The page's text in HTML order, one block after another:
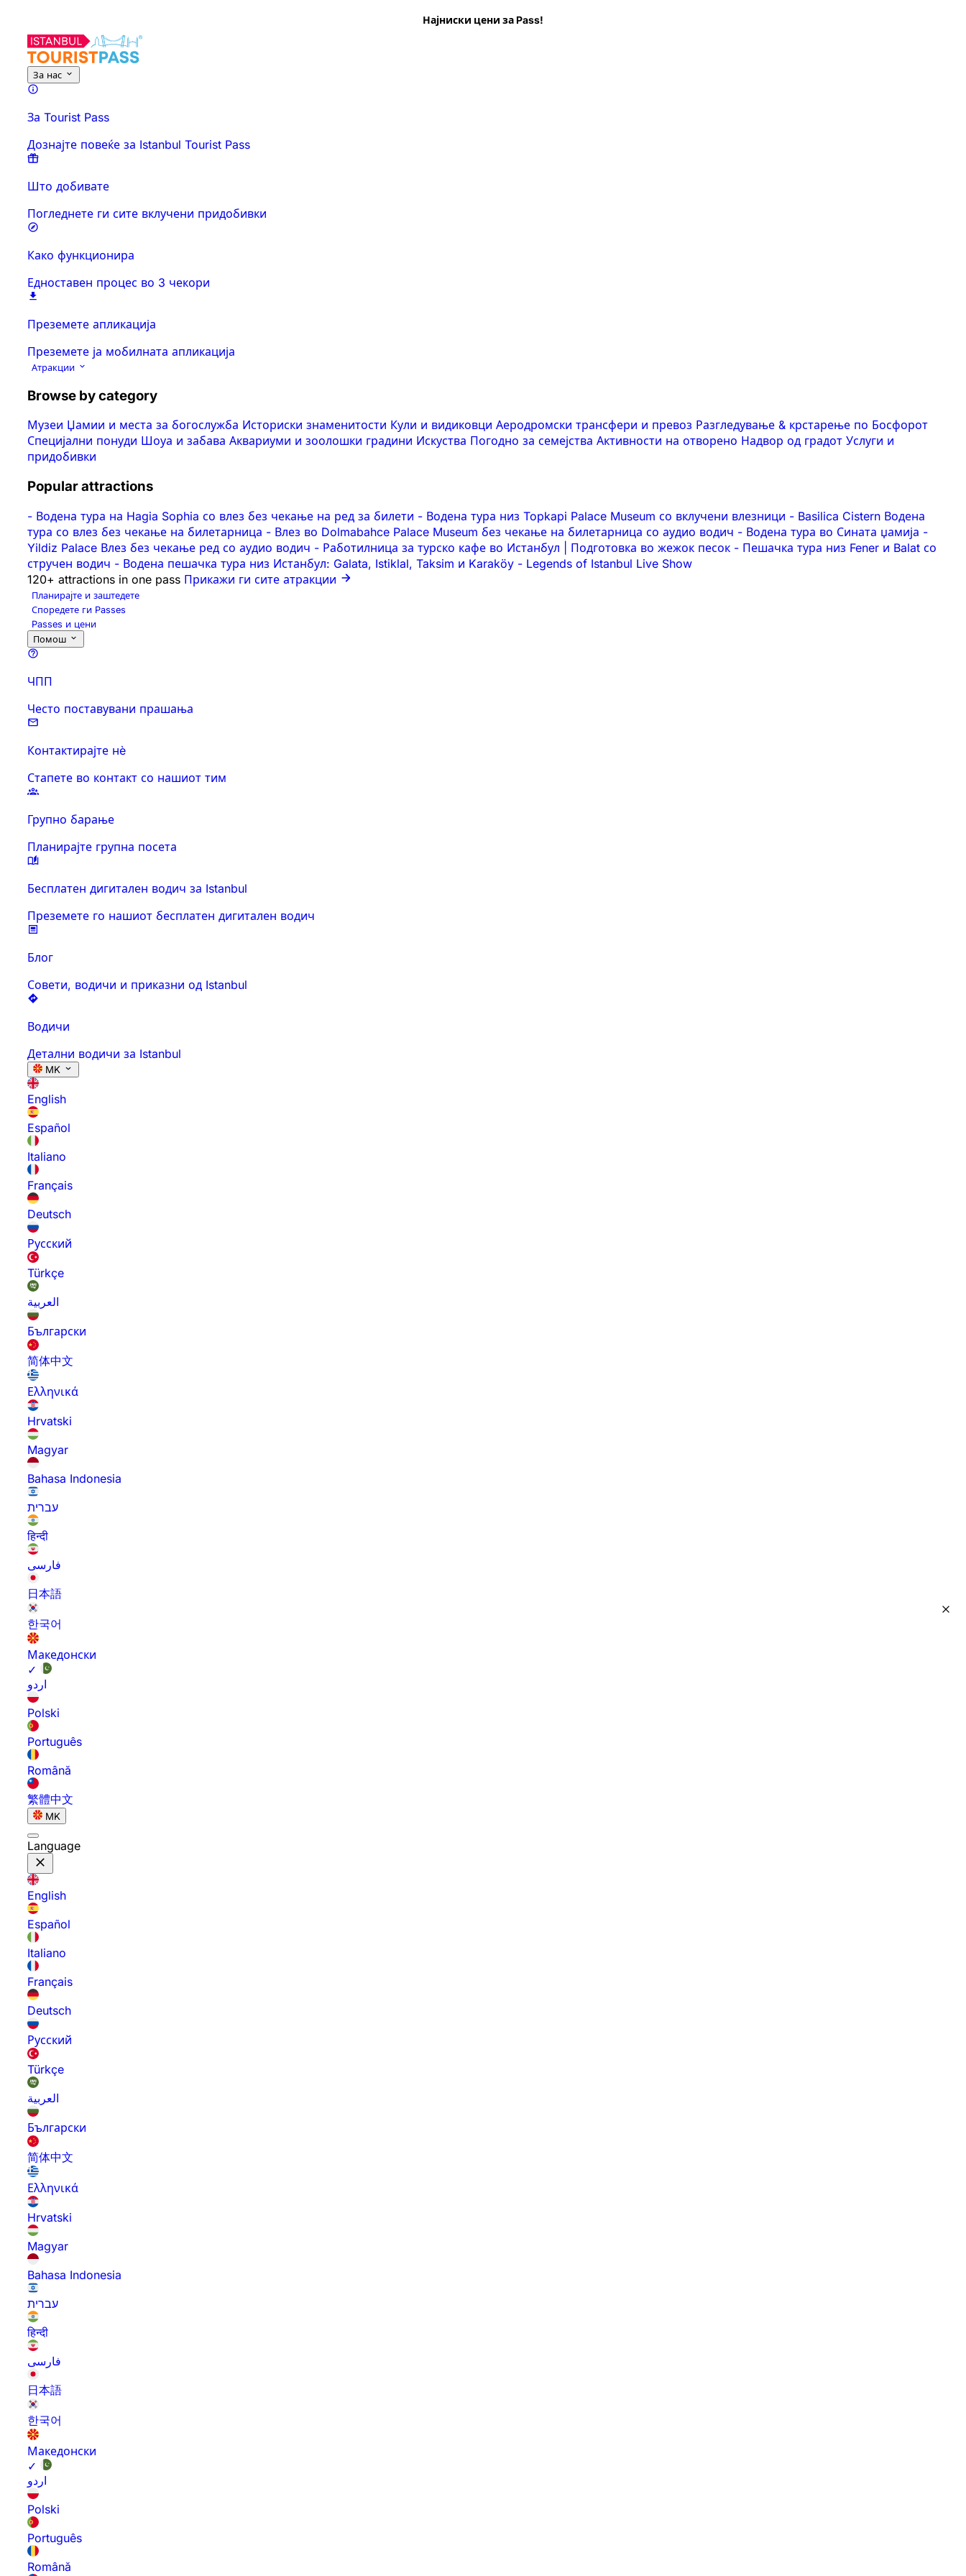
Најниски цени за Pass!
За нас
За Tourist Pass
Дознајте повеќе за Istanbul Tourist Pass
Што добивате
Погледнете ги сите вклучени придобивки
Како функционира
Едноставен процес во 3 чекори
Преземете апликација
Преземете ја мобилната апликација
Атракции
Browse by category
Музеи Џамии и места за богослужба Историски знаменитости Кули и видиковци Аеродромски трансфери и превоз Разгледување & крстарење по Босфорот
Специјални понуди Шоуа и забава Аквариуми и зоолошки градини Искуства Погодно за семејства Активности на отворено Надвор од градот Услуги и
придобивки
Popular attractions
- Водена тура на Hagia Sophia со влез без чекање на ред за билети - Водена тура низ Topkapi Palace Museum со вклучени влезници - Basilica Cistern Водена
тура со влез без чекање на билетарница - Влез во Dolmabahce Palace Museum без чекање на билетарница со аудио водич - Водена тура во Сината џамија -
Yildiz Palace Влез без чекање ред со аудио водич - Работилница за турско кафе во Истанбул | Подготовка во жежок песок - Пешачка тура низ Fener и Balat со
стручен водич - Водена пешачка тура низ Истанбул: Galata, Istiklal, Taksim и Karaköy - Legends of Istanbul Live Show
120+ attractions in one pass Прикажи ги сите атракции
Планирајте и заштедете
Споредете ги Passes
Passes и цени
Помош
ЧПП
Често поставувани прашања
Контактирајте нè
Стапете во контакт со нашиот тим
Групно барање
Планирајте групна посета
Бесплатен дигитален водич за Istanbul
Преземете го нашиот бесплатен дигитален водич
Блог
Совети, водичи и приказни од Istanbul
Водичи
Детални водичи за Istanbul
MK
English
Español
Italiano
Français
Deutsch
Русский
Türkçe
العربية
Български
简体中文
Ελληνικά
Hrvatski
Magyar
Bahasa Indonesia
עברית
हिन्दी
فارسی
日本語
한국어
Македонски
✓
اردو
Polski
Português
Română
繁體中文
MK
Language
English
Español
Italiano
Français
Deutsch
Русский
Türkçe
العربية
Български
简体中文
Ελληνικά
Hrvatski
Magyar
Bahasa Indonesia
עברית
हिन्दी
فارسی
日本語
한국어
Македонски
✓
اردو
Polski
Português
Română
ЧПП